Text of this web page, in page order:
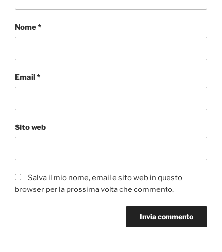
Nome*
Email*
Sito web
Salva il mio nome, email e sito web in questo
browser per la prossima volta che commento.